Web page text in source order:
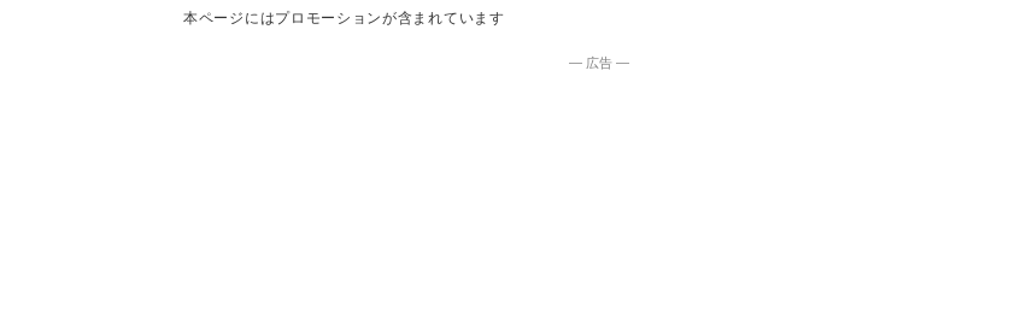
本ページにはプロモーションが含まれています
― 広告 ―